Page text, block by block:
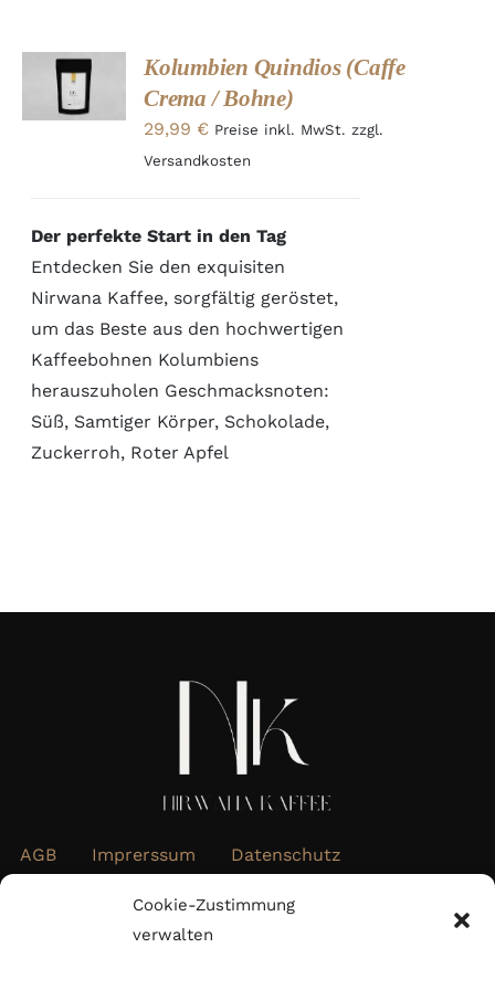
Cookie-Zustimmung
verwalten
ADD TO
CART
/
DETAILS
Kolumbien Quindios (Caffe
Crema / Bohne)
29,99 € Preise inkl. MwSt. zzgl.
Versandkosten
Der perfekte Start in den Tag
Entdecken Sie den exquisiten
Nirwana Kaffee, sorgfältig geröstet,
um das Beste aus den hochwertigen
Kaffeebohnen Kolumbiens
herauszuholen Geschmacksnoten:
Süß, Samtiger Körper, Schokolade,
Zuckerroh, Roter Apfel
AGB Imprerssum
Datenschutz